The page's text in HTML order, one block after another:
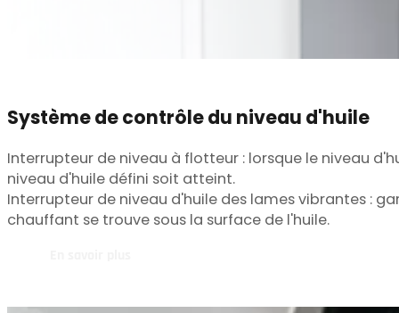
Système de contrôle du niveau d'huile
Interrupteur de niveau à flotteur : lorsque le niveau
niveau d'huile défini soit atteint.
Interrupteur de niveau d'huile des lames vibrantes :
chauffant se trouve sous la surface de l'huile.